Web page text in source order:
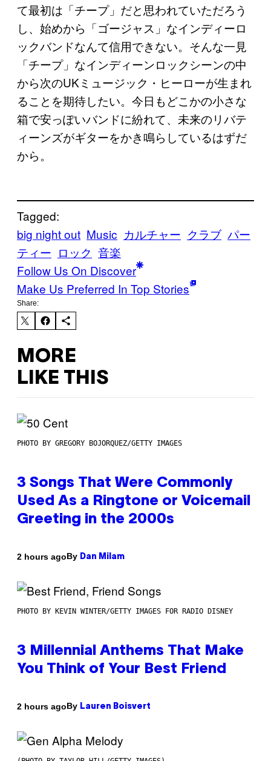
て最初は「チープ」だと思われていただろう
し、始めから「ゴージャス」なインディーロ
ックバンドなんて信用できない。そんな一見
「チープ」なインディーンロックシーンの中
から次のUKミュージック・ヒーローが生まれ
ることを期待したい。今日もどこかの小さな
箱で安っぽいバンドに紛れて、未来のリバテ
ィーンズがギターをかき鳴らしているはずだ
から。
Tagged:
big night out Music カルチャー クラブ パー
ティー ロック 音楽
Follow Us On Discover
Make Us Preferred In Top Stories
Share:
MORE
LIKE THIS
PHOTO BY GREGORY BOJORQUEZ/GETTY IMAGES
3 Songs That Were Commonly
Used As a Ringtone or Voicemail
Greeting in the 2000s
2 hours agoBy Dan Milam
PHOTO BY KEVIN WINTER/GETTY IMAGES FOR RADIO DISNEY
3 Millennial Anthems That Make
You Think of Your Best Friend
2 hours agoBy Lauren Boisvert